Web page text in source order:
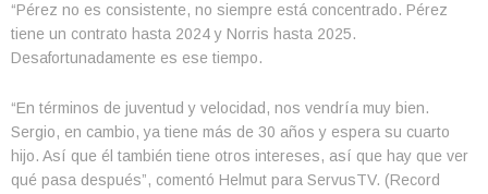
“Pérez no es consistente, no siempre está concentrado. Pérez
tiene un contrato hasta 2024 y Norris hasta 2025.
Desafortunadamente es ese tiempo.
“En términos de juventud y velocidad, nos vendría muy bien.
Sergio, en cambio, ya tiene más de 30 años y espera su cuarto
hijo. Así que él también tiene otros intereses, así que hay que ver
qué pasa después”, comentó Helmut para ServusTV. (Record